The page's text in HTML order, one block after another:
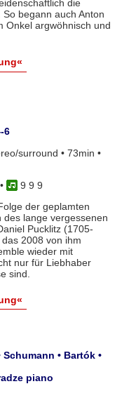
die
begann auch Anton
Onkel argwöhnisch und
6
surround • 73min •
•
9 9 9
der geplamten
des lange vergessenen
Pucklitz (1705-
2008 von ihm
wieder mit
nur für Liebhaber
sind.
• Bartók •
piano